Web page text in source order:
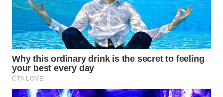
WN
NATUNA
WN
BINTAN
WN
MANDALIKA